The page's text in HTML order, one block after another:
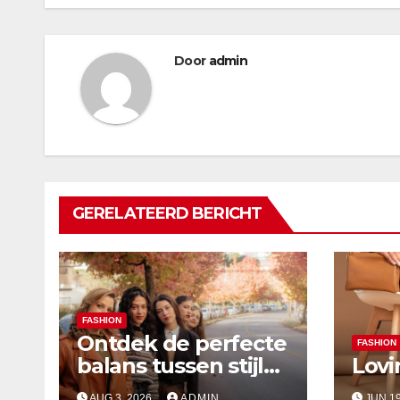
Door admin
GERELATEERD BERICHT
FASHION
Ontdek de perfecte
balans tussen stijl
en comfort in de
FASHION